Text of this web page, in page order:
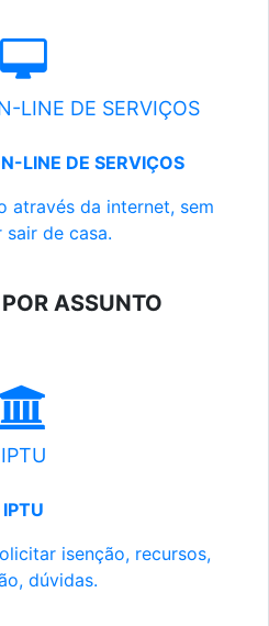
LINE DE SERVIÇOS
LINE DE SERVIÇOS
através da internet, sem
sair de casa.
ASSUNTO
IPTU
IPTU
isenção, recursos,
dúvidas.